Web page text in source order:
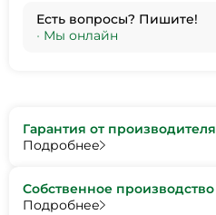
Есть вопросы? Пишите!
• Мы онлайн
Гарантия от производителя
Подробнее
Собственное производство
Подробнее